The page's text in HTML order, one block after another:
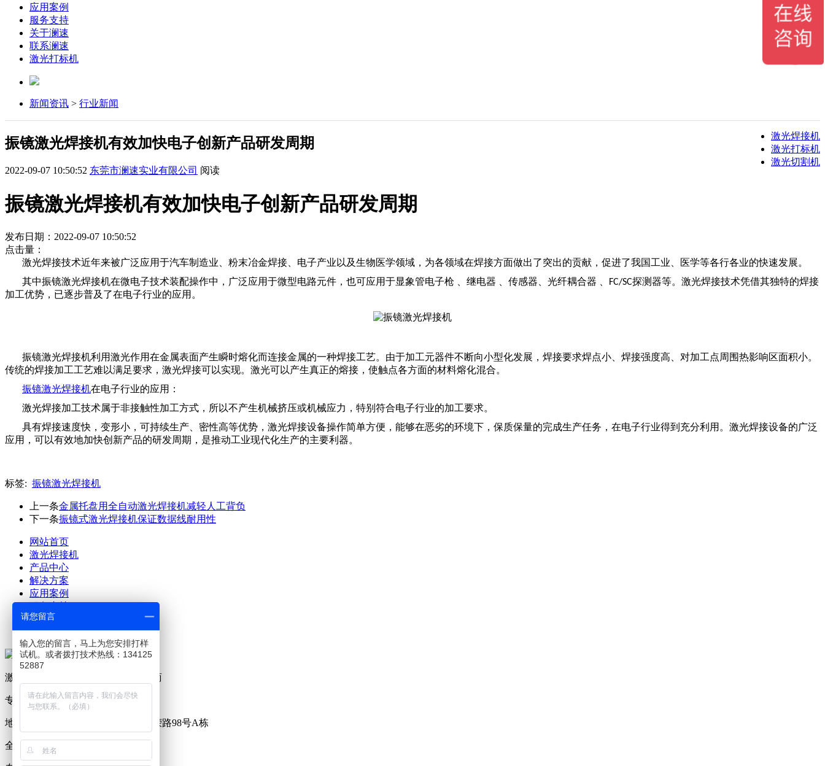
应用案例
服务支持
关于澜速
联系澜速
激光打标机
新闻资讯 > 行业新闻
激光焊接机
激光打标机
激光切割机
振镜激光焊接机有效加快电子创新产品研发周期
2022-09-07 10:50:52 东莞市澜速实业有限公司 阅读
振镜激光焊接机有效加快电子创新产品研发周期
发布日期：2022-09-07 10:50:52
点击量：
激光焊接技术近年来被广泛应用于汽车制造业、粉末冶金焊接、电子产业以及生物医学领域，为各领域在焊接方面做出了突出的贡献，促进了我国工业、医学等各行各业的快速发展。
其中振镜激光焊接机在微电子技术装配操作中，广泛应用于微型电路元件，也可应用于显象管电子枪 、继电器 、传感器、光纤耦合器 、 FC/SC探测器等。激光焊接技术凭借其独特的焊接
加工优势，已逐步普及了在电子行业的应用。
振镜激光焊接机利用激光作用在金属表面产生瞬时熔化而连接金属的一种焊接工艺。由于加工元器件不断向小型化发展，焊接要求焊点小、焊接强度高、对加工点周围热影响区面积小。
传统的焊接加工工艺难以满足要求，激光焊接可以实现。激光可以产生真正的熔接，使触点各方面的材料熔化混合。
振镜激光焊接机在电子行业的应用：
激光焊接加工技术属于非接触性加工方式，所以不产生机械挤压或机械应力，特别符合电子行业的加工要求。
具有焊接速度快，变形小，可持续生产、密性高等优势，激光焊接设备操作简单方便，能够在恶劣的环境下，保质保量的完成生产任务，在电子行业得到充分利用。激光焊接设备的广泛
应用，可以有效地加快创新产品的研发周期，是推动工业现代化生产的主要利器。
标签: 振镜激光焊接机
上一条金属托盘用全自动激光焊接机减轻人工背负
下一条振镜式激光焊接机保证数据线耐用性
网站首页
激光焊接机
产品中心
解决方案
应用案例
关于澜速
联系澜速
激光设备及生产工艺解决方案提供商
专业研发、制造激光焊接机19年
地址：广东省东莞市塘厦镇林村西荣路98号A栋
全国服务热线：0769-81221176
请您留言
输入您的留言，马上为您安排打样
试机。或者拨打技术热线：134125
52887